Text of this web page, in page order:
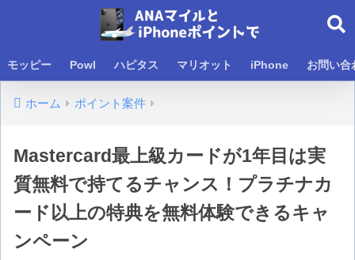
モッピー Powl ハピタス マリオット iPhone お問い合
ホーム ポイント案件
Mastercard最上級カードが1年目は実
質無料で持てるチャンス！プラチナカ
ード以上の特典を無料体験できるキャ
ンペーン